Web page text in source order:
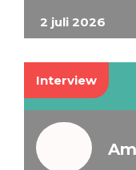
2 juli 2026
Interview